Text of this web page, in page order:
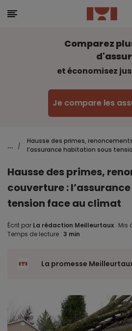
Comparez
et économisez
Je compare les
... /
Hausse des primes,
l’assurance habitation sous
Hausse des primes,
couverture :
tension face au climat
Écrit par La rédaction Meilleurtaux . Mis
Temps de lecture : 3 min
La promesse